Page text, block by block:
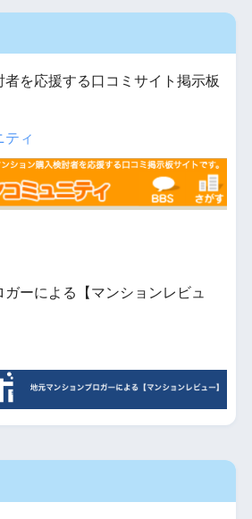
を応援する口コミサイト掲示板
ティ
ーによる【マンションレビュ